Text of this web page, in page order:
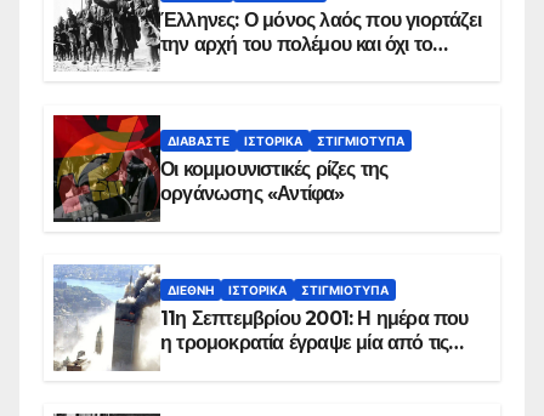
Έλληνες: Ο μόνος λαός που γιορτάζει
την αρχή του πολέμου και όχι το
ΔΙΑΒΆΣΤΕ ΙΣΤΟΡΙΚΆ ΣΤΙΓΜΙΌΤΥΠΑ
Οι κομμουνιστικές ρίζες της
οργάνωσης «Αντίφα»
ΔΙΕΘΝΉ ΙΣΤΟΡΙΚΆ ΣΤΙΓΜΙΌΤΥΠΑ
11η Σεπτεμβρίου 2001: Η ημέρα που
η τρομοκρατία έγραψε μία από τις